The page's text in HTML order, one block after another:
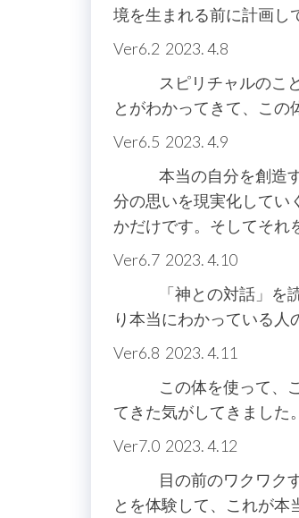
境を生まれる前に計画し
Ver6.2 2023. 4.8
スピリチャルのこと
とがわかってきて、この
Ver6.5 2023. 4.9
本当の自分を創造す
分の思いを現実化してい
かだけです。そしてそれ
Ver6.7 2023. 4.10
「神との対話」を読
り本当にわかっている人
Ver6.8 2023. 4.11
この体を使って、こ
てきた気がしてきました。
Ver7.0 2023. 4.12
目の前のワクワクす
とを体験して、これが本